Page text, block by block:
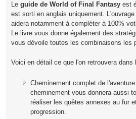
Le guide de World of Final Fantasy est
est sorti en anglais uniquement.
aidera notamment à compléter à 100%
Le livre vous donne également des
vous dévoile toutes les combinaisons les
Voici en détail ce que l'on retrouvera dans
Cheminement complet de
cheminement vous donnera aussi
réaliser les quêtes annexes au fur
progression.